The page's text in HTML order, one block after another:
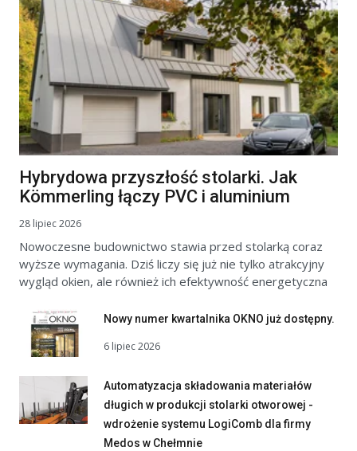
Hybrydowa przyszłość stolarki. Jak
Kömmerling łączy PVC i aluminium
28 lipiec 2026
Nowoczesne budownictwo stawia przed stolarką coraz
wyższe wymagania. Dziś liczy się już nie tylko atrakcyjny
wygląd okien, ale również ich efektywność energetyczna
Nowy numer kwartalnika OKNO już dostępny.
6 lipiec 2026
Automatyzacja składowania materiałów
długich w produkcji stolarki otworowej -
wdrożenie systemu LogiComb dla firmy
Medos w Chełmnie